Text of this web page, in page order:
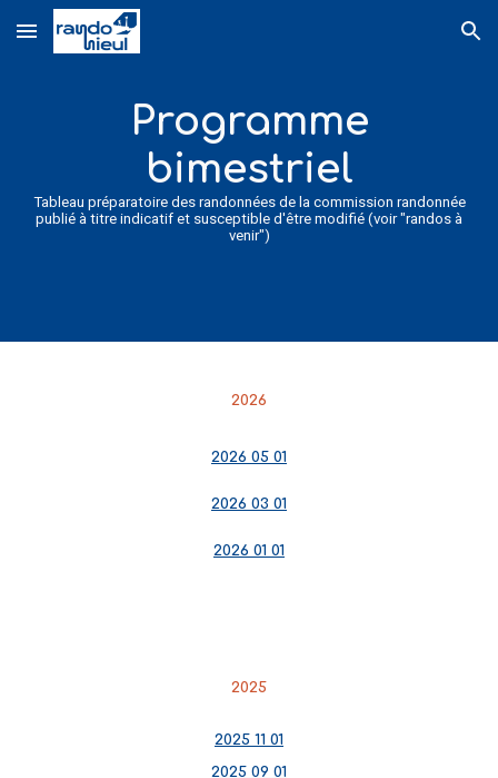
Skip to main content Skip to navigation
Programme
bimestriel
Tableau préparatoire des randonnées de la commission randonnée
publié à titre indicatif et susceptible d'être modifié (voir "randos à
venir")
2026
2026 05 01
2026 03 01
2026 01 01
2025
2025 11 01
2025 09 01